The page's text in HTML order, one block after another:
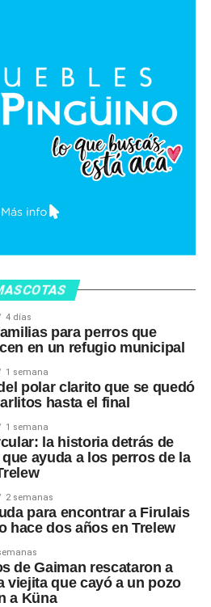
4 días
para perros que
en un refugio municipal
1 semana
polar clarito que se quedó
hasta el final
1 semana
la historia detrás de
ayuda a los perros de la
2 semanas
para encontrar a Firulais
hace dos años en Trelew
de Gaiman rescataron a
viejita que cayó a un pozo
a Küna